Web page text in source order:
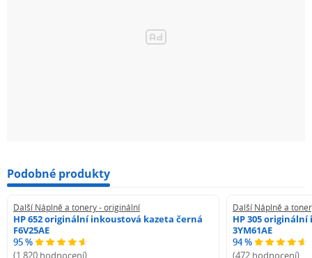
Podobné produkty
Další Náplně a tonery - originální
HP 652 originální inkoustová kazeta černá
F6V25AE
95 %
(1 820 hodnocení)
Další Náplně a
HP 305
3YM61AE
94 %
(472 hodnocení)